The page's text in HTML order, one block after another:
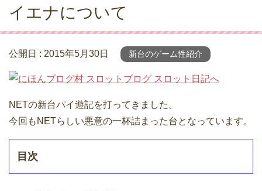
イエナについて
公開日 : 2015年5月30日 新台のゲーム性紹介
NETの新台パイ遊記を打ってきました。
今回もNETらしい悪意の一杯詰まった台となっています。
目次